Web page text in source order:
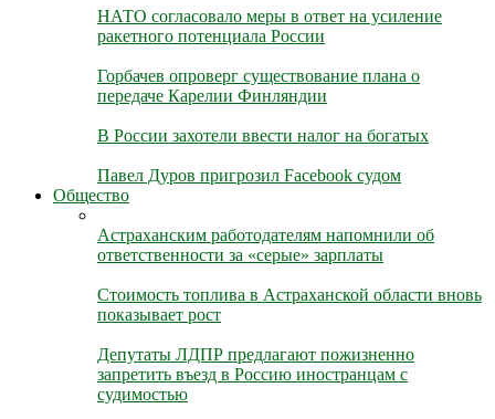
НАТО согласовало меры в ответ на усиление
ракетного потенциала России
Горбачев опроверг существование плана о
передаче Карелии Финляндии
В России захотели ввести налог на богатых
Павел Дуров пригрозил Facebook судом
Общество
Астраханским работодателям напомнили об
ответственности за «серые» зарплаты
Стоимость топлива в Астраханской области вновь
показывает рост
Депутаты ЛДПР предлагают пожизненно
запретить въезд в Россию иностранцам с
судимостью